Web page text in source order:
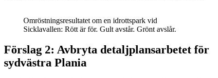
Omröstningsresultatet om en idrottspark vid
Sicklavallen: Rött är för. Gult avstår. Grönt avslår.
Förslag 2: Avbryta detaljplansarbetet för
sydvästra Plania